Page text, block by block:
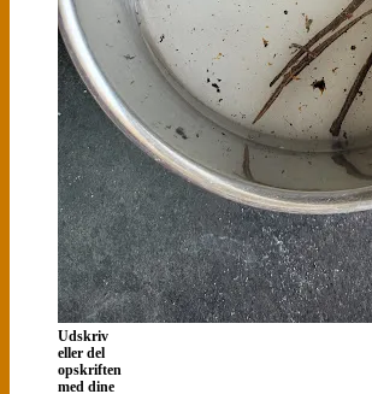
Udskriv
eller del
opskriften
med dine